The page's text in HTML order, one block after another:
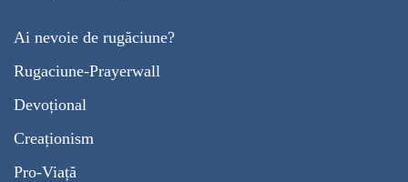
Ai nevoie de rugăciune?
Rugaciune-Prayerwall
Devoțional
Creaționism
Pro-Viață